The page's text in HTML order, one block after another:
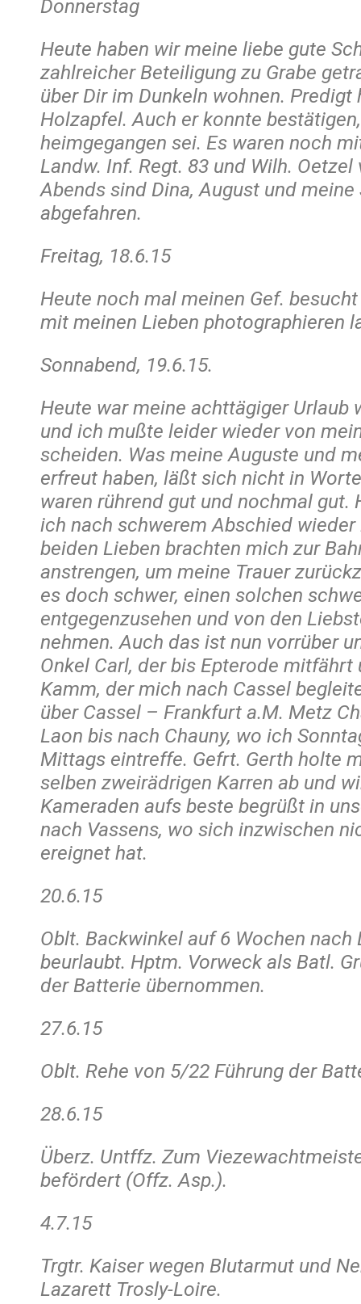
Donnerstag
Heute haben wir meine liebe gute
zahlreicher Beteiligung zu Grabe
über Dir im Dunkeln wohnen. Predigt
Holzapfel. Auch er konnte
heimgegangen sei. Es waren noch
Landw. Inf. Regt. 83 und Wilh.
Abends sind Dina, August und
abgefahren.
Freitag, 18.6.15
Heute noch mal meinen Gef.
mit meinen Lieben photographieren
Sonnabend, 19.6.15.
Heute war meine achttägiger Urlaub
und ich mußte leider wieder von
scheiden. Was meine Auguste und
erfreut haben, läßt sich nicht in
waren rührend gut und nochmal gut.
ich nach schwerem Abschied
beiden Lieben brachten mich zur
anstrengen, um meine Trauer
es doch schwer, einen solchen
entgegenzusehen und von den
nehmen. Auch das ist nun vorrüber
Onkel Carl, der bis Epterode
Kamm, der mich nach Cassel
über Cassel – Frankfurt a.M. Metz
Laon bis nach Chauny, wo ich
Mittags eintreffe. Gefrt. Gerth holte
selben zweirädrigen Karren ab und
Kameraden aufs beste begrüßt in
nach Vassens, wo sich inzwischen
ereignet hat.
20.6.15
Oblt. Backwinkel auf 6 Wochen nach
beurlaubt. Hptm. Vorweck als Batl.
der Batterie übernommen.
27.6.15
Oblt. Rehe von 5/22 Führung der
28.6.15
Überz. Untffz. Zum
befördert (Offz. Asp.).
4.7.15
Trgtr. Kaiser wegen Blutarmut und
Lazarett Trosly-Loire.